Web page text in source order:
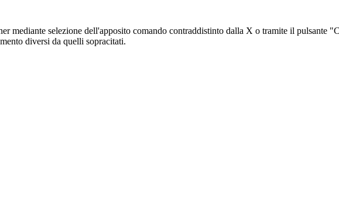
mediante selezione dell'apposito comando contraddistinto dalla X o tramite il pulsante
diversi da quelli sopracitati.